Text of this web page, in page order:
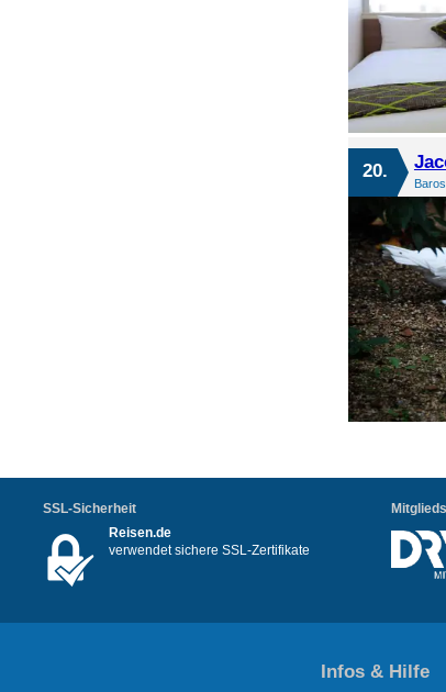
20.
SSL-Sicherheit
Reisen.de
verwendet sichere SSL-Zertifikate
Infos & Hilfe